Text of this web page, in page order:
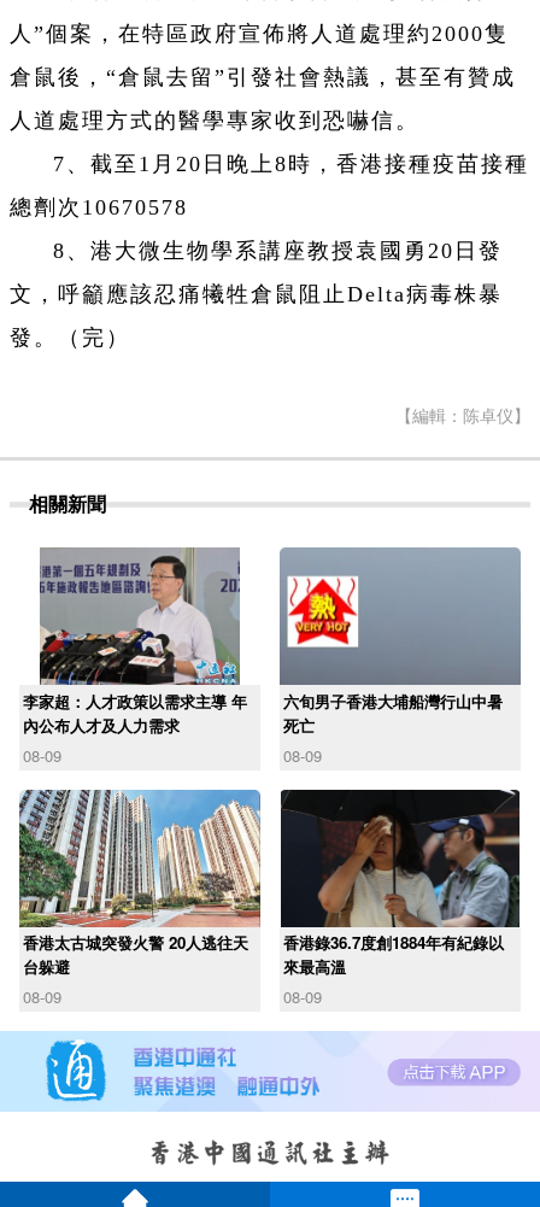
人”個案，在特區政府宣佈將人道處理約2000隻
倉鼠後，“倉鼠去留”引發社會熱議，甚至有贊成
人道處理方式的醫學專家收到恐嚇信。
7、截至1月20日晚上8時，香港接種疫苗接種
總劑次10670578
8、港大微生物學系講座教授袁國勇20日發
文，呼籲應該忍痛犧牲倉鼠阻止Delta病毒株暴
發。（完）
【編輯：陈卓仪】
相關新聞
李家超：人才政策以需求主導 年
內公布人才及人力需求
08-09
六旬男子香港大埔船灣行山中暑
死亡
08-09
香港太古城突發火警 20人逃往天
台躲避
08-09
香港錄36.7度創1884年有紀錄以
來最高溫
08-09